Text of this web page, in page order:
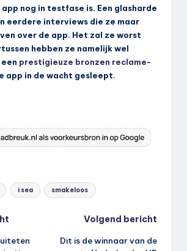
nog in testfase is. Een glasharde
eerdere interviews die ze maar
over de app. Het zal ze worst
hebben ze namelijk wel
prestigieuze bronzen reclame-
app in de wacht gesleept.
i sea smakeloos
Volgend bericht
Dit is de winnaar van de